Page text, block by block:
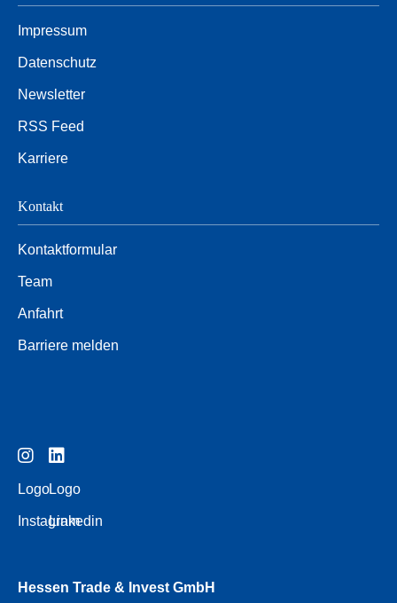
Impressum
Datenschutz
Newsletter
RSS Feed
Karriere
Kontakt
Kontaktformular
Team
Anfahrt
Barriere melden
Logo
Instagram
Logo
Linkedin
Hessen Trade & Invest GmbH